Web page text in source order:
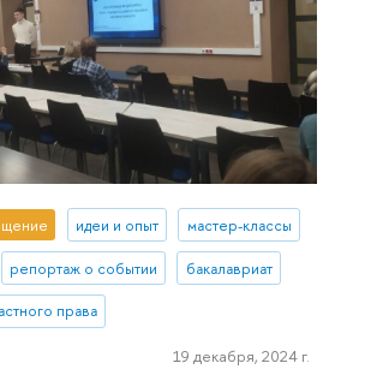
идеи и опыт мастер-классы
репортаж о событии бакалавриат
права
19 декабря, 2024 г.